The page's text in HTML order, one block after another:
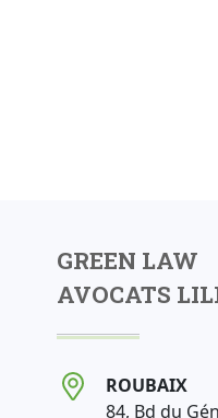
GREEN LAW
AVOCATS
ROUBAIX
84, Bd du